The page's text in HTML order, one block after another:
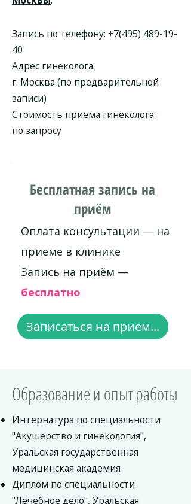
Запись по телефону: +7(495) 489-19-
40
Адрес гинеколога:
г. Москва (по предварительной
записи)
Стоимость приема гинеколога:
по запросу
Бесплатная запись на
приём
Оплата консультации — на
приеме в клинике
Запись на приём —
бесплатно
Записаться на прием...
Образование и опыт работы
Интернатура по специальности
"Акушерство и гинекология",
Уральская государственная
медицинская академия
Диплом по специальности
"Лечебное дело", Уральская